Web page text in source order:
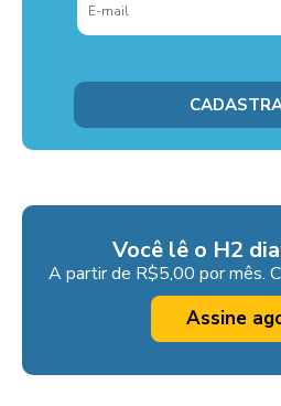
Você lê o H2
A partir de R$5,00 por mês.
Assine